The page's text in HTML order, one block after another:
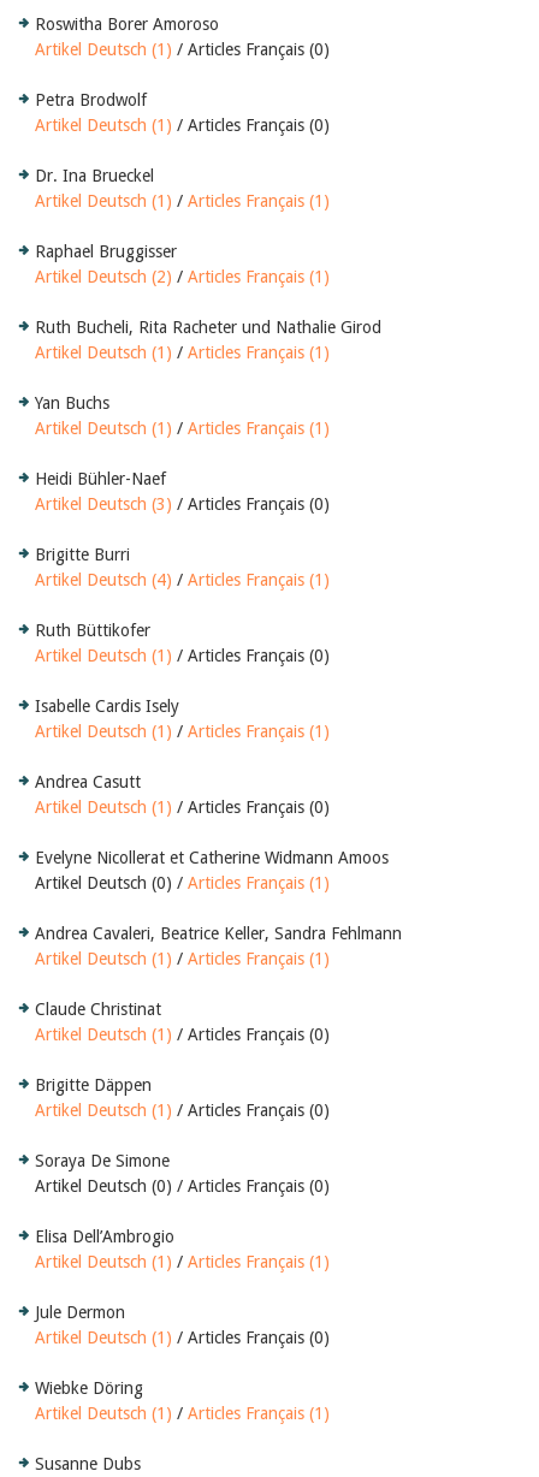
Roswitha Borer Amoroso
Artikel Deutsch (1) / Articles Français (0)
Petra Brodwolf
Artikel Deutsch (1) / Articles Français (0)
Dr. Ina Brueckel
Artikel Deutsch (1) / Articles Français (1)
Raphael Bruggisser
Artikel Deutsch (2) / Articles Français (1)
Ruth Bucheli, Rita Racheter und Nathalie Girod
Artikel Deutsch (1) / Articles Français (1)
Yan Buchs
Artikel Deutsch (1) / Articles Français (1)
Heidi Bühler-Naef
Artikel Deutsch (3) / Articles Français (0)
Brigitte Burri
Artikel Deutsch (4) / Articles Français (1)
Ruth Büttikofer
Artikel Deutsch (1) / Articles Français (0)
Isabelle Cardis Isely
Artikel Deutsch (1) / Articles Français (1)
Andrea Casutt
Artikel Deutsch (1) / Articles Français (0)
Evelyne Nicollerat et Catherine Widmann Amoos
Artikel Deutsch (0) / Articles Français (1)
Andrea Cavaleri, Beatrice Keller, Sandra Fehlmann
Artikel Deutsch (1) / Articles Français (1)
Claude Christinat
Artikel Deutsch (1) / Articles Français (0)
Brigitte Däppen
Artikel Deutsch (1) / Articles Français (0)
Soraya De Simone
Artikel Deutsch (0) / Articles Français (0)
Elisa Dell’Ambrogio
Artikel Deutsch (1) / Articles Français (1)
Jule Dermon
Artikel Deutsch (1) / Articles Français (0)
Wiebke Döring
Artikel Deutsch (1) / Articles Français (1)
Susanne Dubs